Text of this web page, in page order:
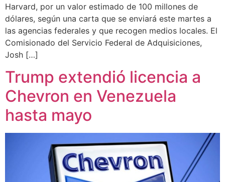
Harvard, por un valor estimado de 100 millones de
dólares, según una carta que se enviará este martes a
las agencias federales y que recogen medios locales. El
Comisionado del Servicio Federal de Adquisiciones,
Josh […]
Trump extendió licencia a
Chevron en Venezuela
hasta mayo